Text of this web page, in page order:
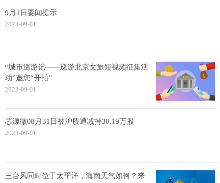
9月1日要闻提示
2023-09-01
“城市巡游记——巡游北京文旅短视频征集活
动”邀您“开拍”
2023-09-01
芯源微08月31日被沪股通减持30.19万股
2023-09-01
三台风同时位于太平洋，海南天气如何？来